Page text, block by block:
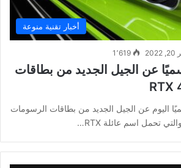
أخبار تقنية منوعة
1٬619
عن الجيل الجديد من بطاقات
اليوم عن الجيل الجديد من بطاقات الرسومات